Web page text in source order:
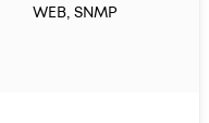
WEB, SNMP